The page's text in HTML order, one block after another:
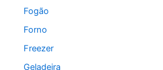
Fogão
Forno
Freezer
Geladeira